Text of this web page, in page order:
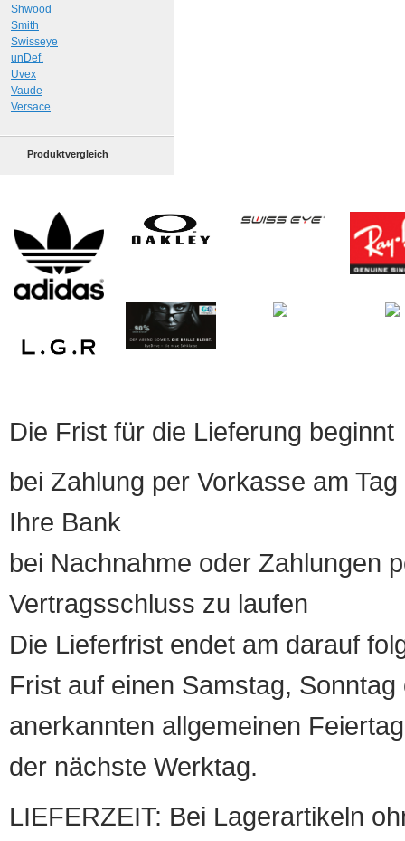
Shwood
Smith
Swisseye
unDef.
Uvex
Vaude
Versace
Produktvergleich
Die Frist für die Lieferung beginnt
bei Zahlung per Vorkasse am
Ihre Bank
bei Nachnahme oder Zahlungen
Vertragsschluss zu laufen
Die Lieferfrist endet am darauf
Frist auf einen Samstag,
anerkannten allgemeinen
der nächste Werktag.
LIEFERZEIT: Bei Lagerartikeln